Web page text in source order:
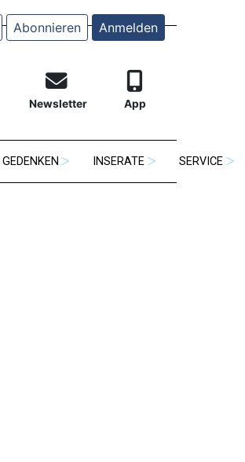
Abonnieren Anmelden
Newsletter App
GEDENKEN INSERATE SERVICE